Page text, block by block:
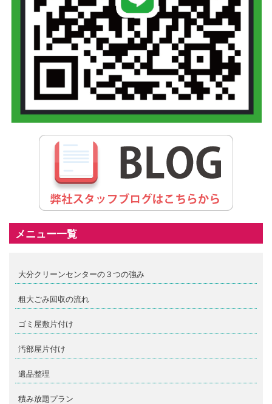
メニュー一覧
大分クリーンセンターの３つの強み
粗大ごみ回収の流れ
ゴミ屋敷片付け
汚部屋片付け
遺品整理
積み放題プラン